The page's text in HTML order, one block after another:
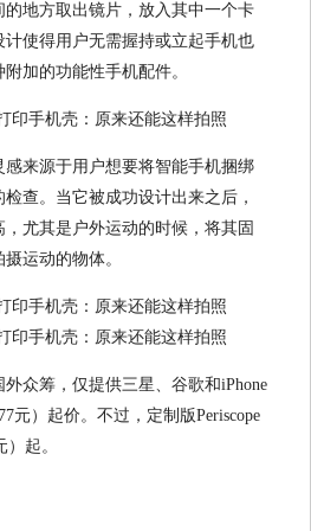
地方取出镜片，放入其中一个卡
计使得用户无需握持或立起手机也
加的功能性手机配件。
来源于用户想要将智能手机捆绑
查。当它被成功设计出来之后，
尤其是户外运动的时候，将其固
运动的物体。
众筹，仅提供三星、谷歌和iPhone
元）起价。不过，定制版Periscope
）起。